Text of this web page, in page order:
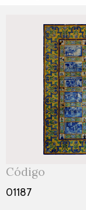
Código
01187